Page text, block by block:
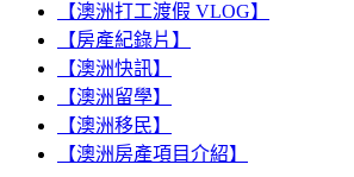
【澳洲打工渡假 VLOG】
【房產紀錄片】
【澳洲快訊】
【澳洲留學】
【澳洲移民】
【澳洲房產項目介紹】